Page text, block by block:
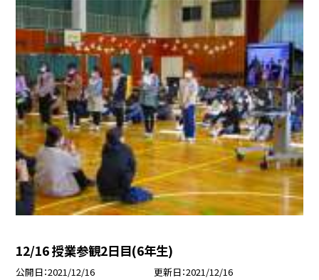
12/16 授業参観2日目(6年生)
公開日 2021/12/16 更新日 2021/12/16